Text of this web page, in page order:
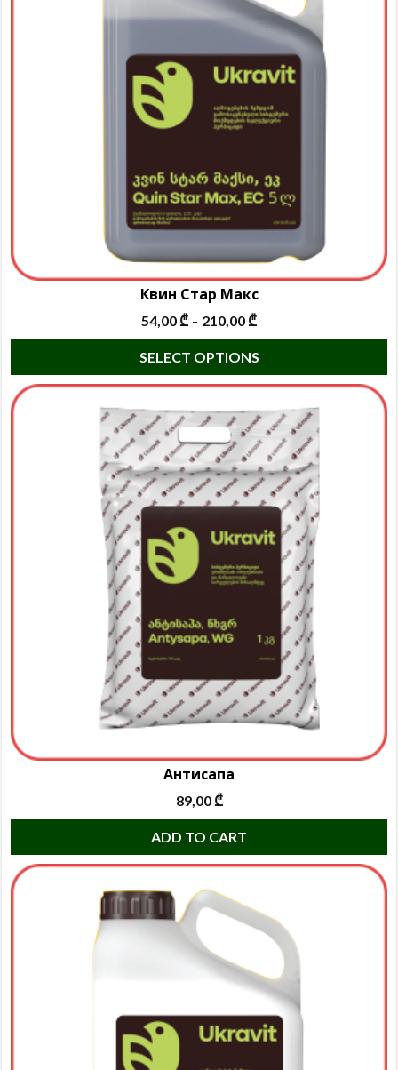
Квин Стар Макс
54,00₾ – 210,00₾
SELECT OPTIONS
Антисапа
89,00₾
ADD TO CART